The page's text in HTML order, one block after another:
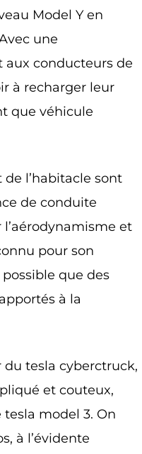
Model Y en
une
aux conducteurs de
à recharger leur
que véhicule
l’habitacle sont
de conduite
et
pour son
que des
à la
tesla cyberctruck,
et couteux,
model 3. On
à l’évidente